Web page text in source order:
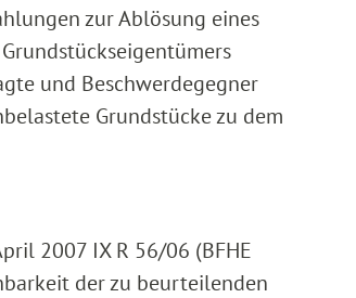
zur Ablösung eines
und Beschwerdegegner
Grundstücke zu dem
2007 IX R 56/06 (BFHE
der zu beurteilenden